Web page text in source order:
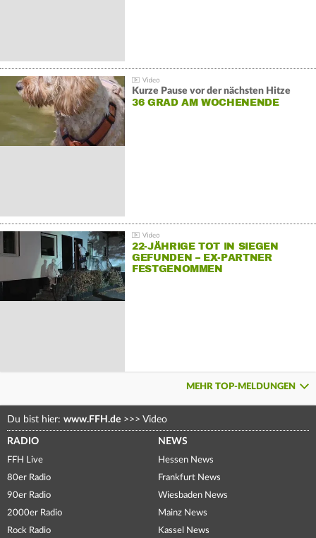
Kurze Pause vor der nächsten Hitze
36 GRAD AM WOCHENENDE
22-JÄHRIGE TOT IN SIEGEN
GEFUNDEN – EX-PARTNER
FESTGENOMMEN
MEHR TOP-MELDUNGEN
Du bist hier: www.FFH.de >>> Video
RADIO
FFH Live
80er Radio
90er Radio
2000er Radio
Rock Radio
NEWS
Hessen News
Frankfurt News
Wiesbaden News
Mainz News
Kassel News